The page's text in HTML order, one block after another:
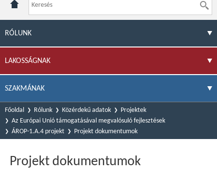
RÓLUNK
LAKOSSÁGNAK
SZAKMÁNAK
Főoldal Rólunk Közérdekű adatok
Projektek
Az Európai Unió támogatásával megvalósuló fejlesztések
ÁROP-1.A.4 projekt
Projekt dokumentumok
Projekt dokumentumok